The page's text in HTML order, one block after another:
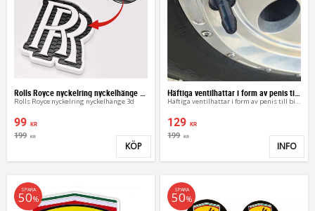
Rolls Royce nyckelring nyckelhänge 3d
99 KR
199 KR
Lägg till i favoriter
KÖP
Häftiga ventilhattar i form av penis till bilen
129 KR
199 KR
INFO
SPARA
50%
SPARA
50%